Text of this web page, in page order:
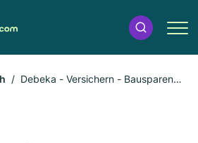
Debeka - Versichern - Bausparen